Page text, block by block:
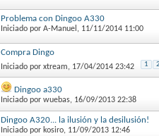
Problema con Dingoo A330
Iniciado por A-Manuel , 11/11/2014 11:00
Compra Dingo
Iniciado por xtream, 17/04/2014 23:42 1 2
Dingoo a330
Iniciado por wuebas, 16/09/2013 22:38
Dingoo A320... la ilusión y la desilusión!
Iniciado por kosiro, 11/09/2013 12:46